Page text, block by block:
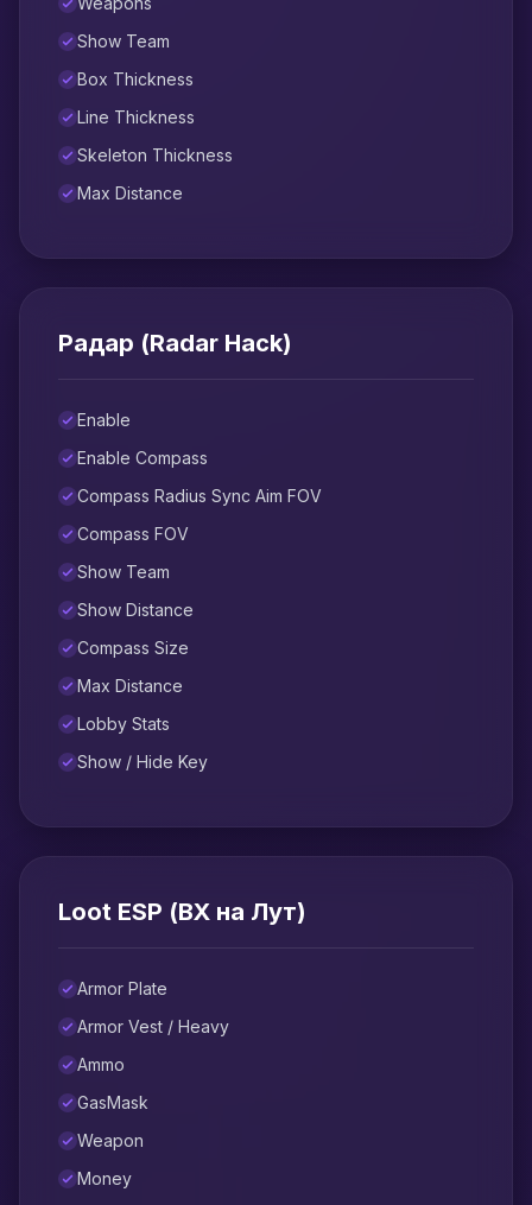
Show Team
Box Thickness
Line Thickness
Skeleton Thickness
Max Distance
Радар (Radar Hack)
Enable
Enable Compass
Compass Radius Sync Aim FOV
Compass FOV
Show Team
Show Distance
Compass Size
Max Distance
Lobby Stats
Show / Hide Key
Loot ESP (ВХ на Лут)
Armor Plate
Armor Vest / Heavy
Ammo
GasMask
Weapon
Money